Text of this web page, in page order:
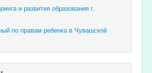
и развития образования г.
по правам ребенка в Чувашской